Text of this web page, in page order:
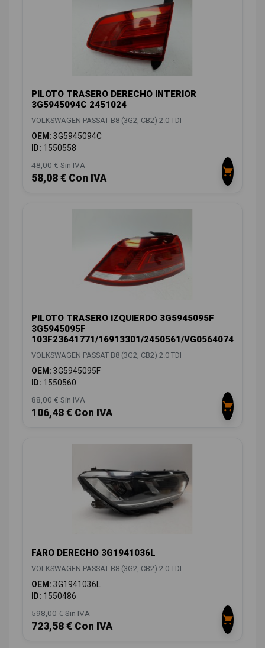
PILOTO TRASERO DERECHO INTERIOR
3G5945094C 2451024
VOLKSWAGEN PASSAT B8 (3G2, CB2) 2.0 TDI
OEM: 3G5945094C
ID: 1550558
48,00 € Sin IVA
58,08 € Con IVA
PILOTO TRASERO IZQUIERDO 3G5945095F
3G5945095F
103F23641771/16913301/2450561/VG0564074
VOLKSWAGEN PASSAT B8 (3G2, CB2) 2.0 TDI
OEM: 3G5945095F
ID: 1550560
88,00 € Sin IVA
106,48 € Con IVA
FARO DERECHO 3G1941036L
VOLKSWAGEN PASSAT B8 (3G2, CB2) 2.0 TDI
OEM: 3G1941036L
ID: 1550486
598,00 € Sin IVA
723,58 € Con IVA